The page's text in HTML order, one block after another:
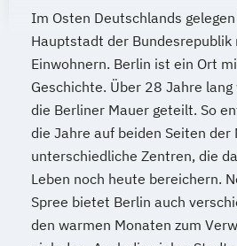
Im Osten Deutschlands
Hauptstadt der Bundesrepublik
Einwohnern. Berlin ist ein Ort
Geschichte. Über 28 Jahre
die Berliner Mauer geteilt. So
die Jahre auf beiden Seiten der
unterschiedliche Zentren, die
Leben noch heute bereichern.
Spree bietet Berlin auch
den warmen Monaten zum